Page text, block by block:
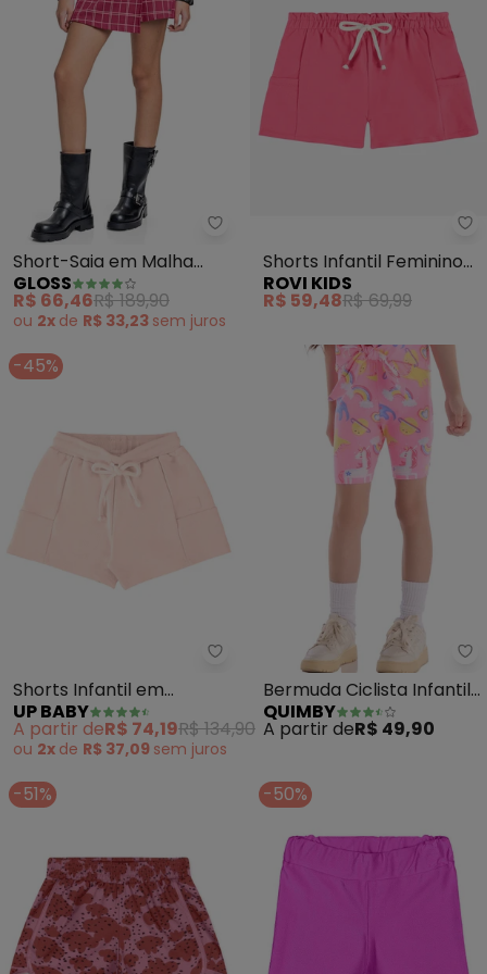
Gloss - Short-Saia em Malha
Short-Saia em Malha
Jacquard (Rosa)
GLOSS
R$ 66,46R$ 189,90
ou 2x de R$ 33,23 sem juros
Shorts Infantil Feminino
Moletom (Rosa)
ROVI KIDS
R$ 59,48R$ 69,99
-45%
Up Baby - Shorts Infantil em
Shorts Infantil em
Moletom Linho (Rosa)
UP BABY
A partir deR$ 74,19R$ 134,90
ou 2x de R$ 37,09 sem juros
Bermuda Ciclista Infantil
em Cotton (Rosa)
QUIMBY
A partir deR$ 49,90
-51% -50%